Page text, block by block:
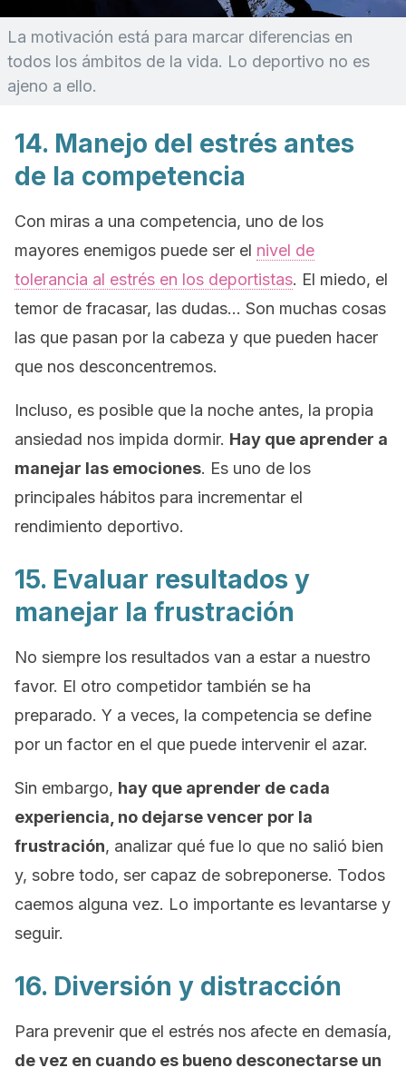
La motivación está para marcar diferencias en
todos los ámbitos de la vida. Lo deportivo no es
ajeno a ello.
14. Manejo del estrés antes
de la competencia
Con miras a una competencia, uno de los
mayores enemigos puede ser el nivel de
tolerancia al estrés en los deportistas. El miedo, el
temor de fracasar, las dudas… Son muchas cosas
las que pasan por la cabeza y que pueden hacer
que nos desconcentremos.
Incluso, es posible que la noche antes, la propia
ansiedad nos impida dormir. Hay que aprender a
manejar las emociones. Es uno de los
principales hábitos para incrementar el
rendimiento deportivo.
15. Evaluar resultados y
manejar la frustración
No siempre los resultados van a estar a nuestro
favor. El otro competidor también se ha
preparado. Y a veces, la competencia se define
por un factor en el que puede intervenir el azar.
Sin embargo, hay que aprender de cada
experiencia, no dejarse vencer por la
frustración, analizar qué fue lo que no salió bien
y, sobre todo, ser capaz de sobreponerse. Todos
caemos alguna vez. Lo importante es levantarse y
seguir.
16. Diversión y distracción
Para prevenir que el estrés nos afecte en demasía,
de vez en cuando es bueno desconectarse un